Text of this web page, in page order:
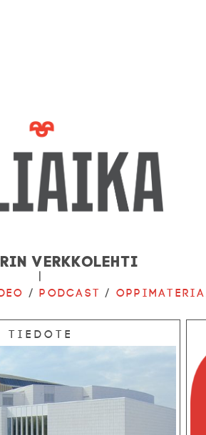
verkkolehti
|
/Podcast /
Tiedote